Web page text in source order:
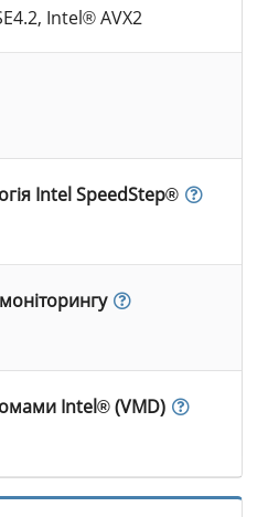
Intel® AVX2
Intel SpeedStep®
Intel® (VMD)